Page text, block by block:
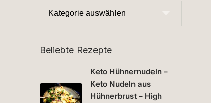
Beliebte Rezepte
Keto Hühnernudeln –
Keto Nudeln aus
Hühnerbrust – High